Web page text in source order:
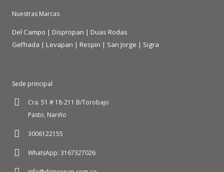
Nuestras Marcas
Del Campo | Dispropan | Duas Rodas
Gel’hada | Levapan | Respin | San Jorge | Sigra
Sede principal
Cra. 51 # 18-211 B/Torobajo
Pasto, Nariño
3006122155
WhatsApp: 3167327026